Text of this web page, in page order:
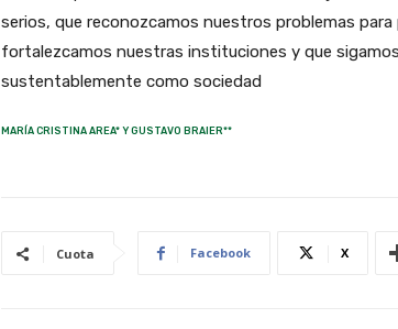
serios, que reconozcamos nuestros problemas para
fortalezcamos nuestras instituciones y que
sustentablemente como sociedad
MARÍA CRISTINA AREA* Y GUSTAVO BRAIER**
Cuota Facebook X